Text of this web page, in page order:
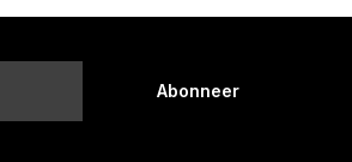
Abonneer